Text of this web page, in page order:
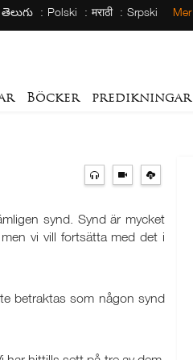
తెలుగు Polski मराठी Srpski Mer
Böcker predikningar
synd. Synd är mycket
vi vill fortsätta med det i
betraktas som någon synd